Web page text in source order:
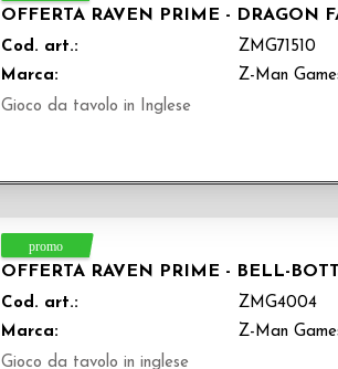
OFFERTA RAVEN PRIME - DRAGON
Cod. art.:
ZMG71510
Marca:
Z-Man
Gioco da tavolo in Inglese
OFFERTA RAVEN PRIME - BELL-
Cod. art.:
ZMG4004
Marca:
Z-Man
Gioco da tavolo in inglese